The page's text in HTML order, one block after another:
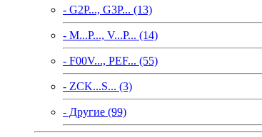
- G2P..., G3P... (13)
- M...P..., V...P... (14)
- F00V..., PEF... (55)
- ZCK...S... (3)
- Другие (99)